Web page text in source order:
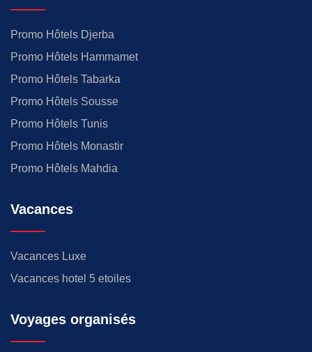
Promo Hôtels Djerba
Promo Hôtels Hammamet
Promo Hôtels Tabarka
Promo Hôtels Sousse
Promo Hôtels Tunis
Promo Hôtels Monastir
Promo Hôtels Mahdia
Vacances
Vacances Luxe
Vacances hotel 5 etoiles
Voyages organisés